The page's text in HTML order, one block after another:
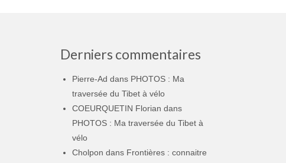
Derniers commentaires
Pierre-Ad dans PHOTOS : Ma
traversée du Tibet à vélo
COEURQUETIN Florian dans
PHOTOS : Ma traversée du Tibet à
vélo
Cholpon dans Frontières : connaitre